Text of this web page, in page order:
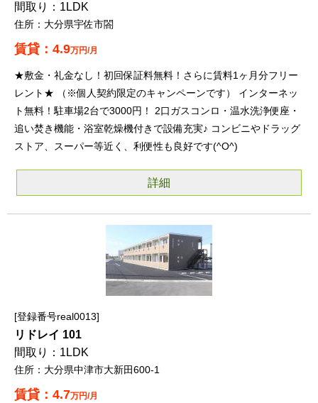
1LDK
大分県宇佐市閤
4.9万円/月
★敷金・礼金なし！初回保証料無料！さらに賃料1ヶ月分フリー
レント★ （※個人契約限定のキャンペーンです） インターネッ
ト無料！駐車場2台で3000円！ 2口ガスコンロ・温水洗浄便座・
追い焚き機能・浴室乾燥機付きで設備充実♪ コンビニやドラッグ
ストア、スーパー等近く、利便性も良好です(^O^)
詳細
登録番号real0013
リドレイ 101
1LDK
大分県中津市大新田600-1
4.7万円/月